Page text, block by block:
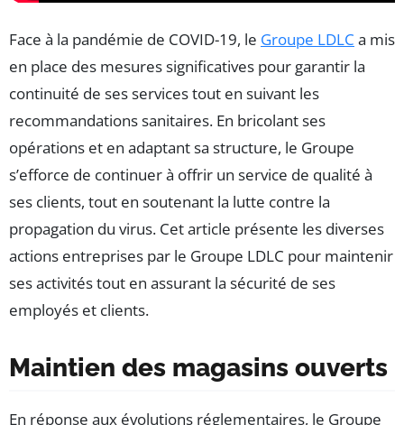
Face à la pandémie de COVID-19, le Groupe LDLC a mis
en place des mesures significatives pour garantir la
continuité de ses services tout en suivant les
recommandations sanitaires. En bricolant ses
opérations et en adaptant sa structure, le Groupe
s’efforce de continuer à offrir un service de qualité à
ses clients, tout en soutenant la lutte contre la
propagation du virus. Cet article présente les diverses
actions entreprises par le Groupe LDLC pour maintenir
ses activités tout en assurant la sécurité de ses
employés et clients.
Maintien des magasins ouverts
En réponse aux évolutions réglementaires, le Groupe